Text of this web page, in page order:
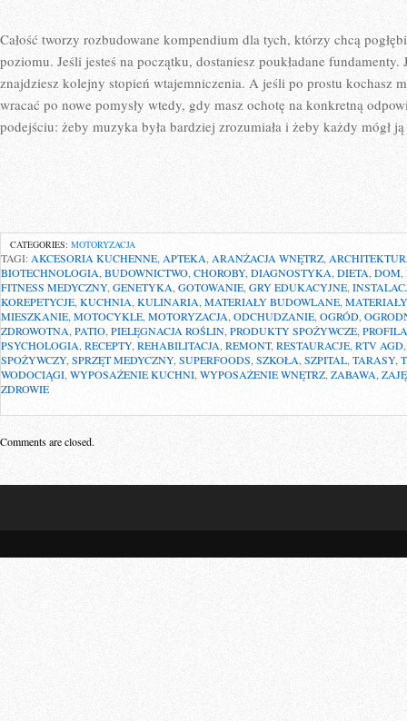
Całość tworzy rozbudowane kompendium dla tych, którzy chcą
poziomu. Jeśli jesteś na początku, dostaniesz poukładane
znajdziesz kolejny stopień wtajemniczenia. A jeśli po prostu kochasz
wracać po nowe pomysły wtedy, gdy masz ochotę na konkretną
podejściu: żeby muzyka była bardziej zrozumiała i żeby każdy mógł
CATEGORIES: MOTORYZACJA
TAGI: AKCESORIA KUCHENNE APTEKA ARANŻACJA WNĘTRZ,
BIOTECHNOLOGIA BUDOWNICTWO CHOROBY, DIAGNOSTYKA DIETA DOM
FITNESS MEDYCZNY, GENETYKA, GOTOWANIE GRY EDUKACYJNE,
KOREPETYCJE KUCHNIA KULINARIA MATERIAŁY BUDOWLANE,
MIESZKANIE, MOTOCYKLE MOTORYZACJA ODCHUDZANIE, OGRÓD,
ZDROWOTNA PATIO PIELĘGNACJA ROŚLIN PRODUKTY SPOŻYWCZE
PSYCHOLOGIA RECEPTY, REHABILITACJA REMONT, RESTAURACJE RTV AGD
SPOŻYWCZY, SPRZĘT MEDYCZNY, SUPERFOODS SZKOŁA SZPITAL TARASY,
WODOCIĄGI WYPOSAŻENIE KUCHNI WYPOSAŻENIE WNĘTRZ, ZABAWA,
ZDROWIE
Comments are closed.